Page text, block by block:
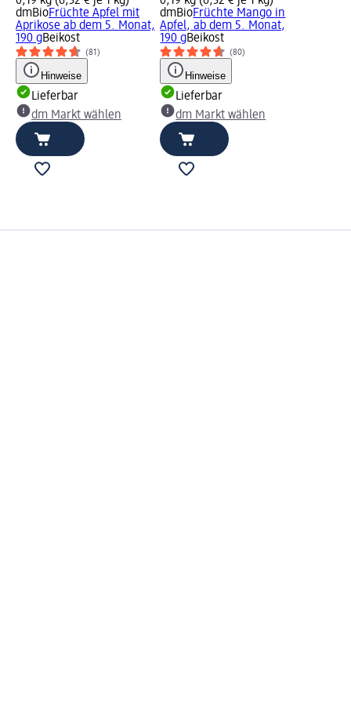
dmBioFrüchte Apfel mit
Aprikose ab dem 5. Monat,
190 gBeikost
(81)
Hinweise
Lieferbar
dm Markt wählen
dmBioFrüchte Mango in
Apfel, ab dem 5. Monat,
190 gBeikost
(80)
Hinweise
Lieferbar
dm Markt wählen